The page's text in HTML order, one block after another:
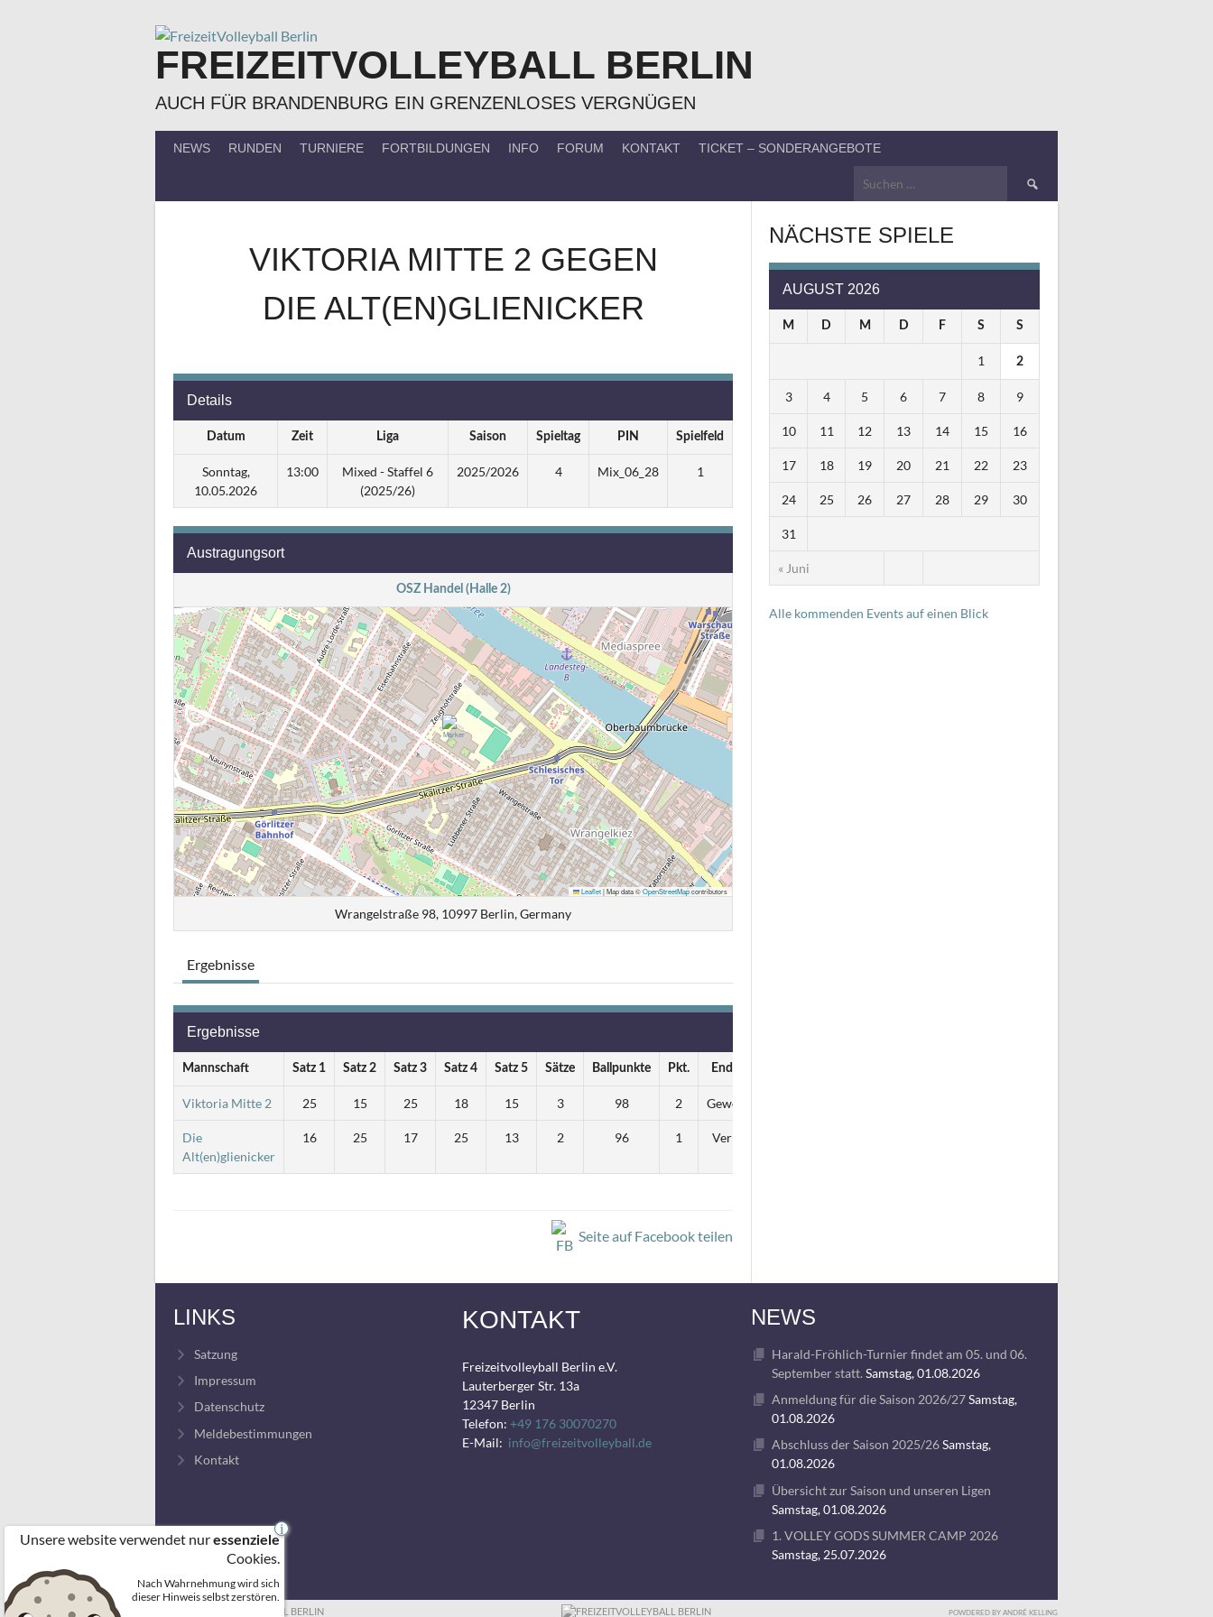
FREIZEITVOLLEYBALL BERLIN
AUCH FÜR BRANDENBURG EIN GRENZENLOSES VERGNÜGEN
NEWS RUNDEN TURNIERE FORTBILDUNGEN INFO FORUM KONTAKT TICKET – SONDERANGEBOTE
Suchen
VIKTORIA MITTE 2 GEGEN
DIE ALT(EN)GLIENICKER
Details
Datum Zeit Liga Saison Spieltag PIN Spielfeld
Sonntag,
10.05.2026
13:00
Mixed - Staffel 6
(2025/26)
2025/2026 4 Mix_06_28 1
Austragungsort
OSZ Handel (Halle 2)
Leaflet|Map data ©OpenStreetMapcontributors
Wrangelstraße 98, 10997 Berlin, Germany
Ergebnisse
Ergebnisse
Mannschaft Satz 1 Satz 2 Satz 3 Satz 4 Satz 5 Sätze Ballpunkte Pkt. Endstand
Viktoria Mitte 2 25 15 25 18 15 3 98 2 Gewonnen
Die
Alt(en)glienicker
16 25 17 25 13 2 96 1 Verloren
Seite auf Facebook teilen
NÄCHSTE SPIELE
AUGUST 2026
M D M D F S S
« Juni
1 2
3 4 5 6 7 8 9
10 11 12 13 14 15 16
17 18 19 20 21 22 23
24 25 26 27 28 29 30
31
Alle kommenden Events auf einen Blick
LINKS
Satzung
Impressum
Datenschutz
Meldebestimmungen
Kontakt
KONTAKT
Freizeitvolleyball Berlin e.V.
Lauterberger Str. 13a
12347 Berlin
Telefon: +49 176 30070270
E-Mail: info@freizeitvolleyball.de
NEWS
Harald-Fröhlich-Turnier findet am 05. und 06.
September statt. Samstag, 01.08.2026
Anmeldung für die Saison 2026/27Samstag,
01.08.2026
Abschluss der Saison 2025/26Samstag,
01.08.2026
Übersicht zur Saison und unseren Ligen
Samstag, 01.08.2026
1. VOLLEY GODS SUMMER CAMP 2026
Samstag, 25.07.2026
© 2026 FREIZEITVOLLEYBALL BERLIN POWDERED BY ANDRÉ KELLING
Unsere website verwendet nuressenziele
Cookies.
Nach Wahrnehmung wird sich
dieser Hinweis selbst zerstören.
i